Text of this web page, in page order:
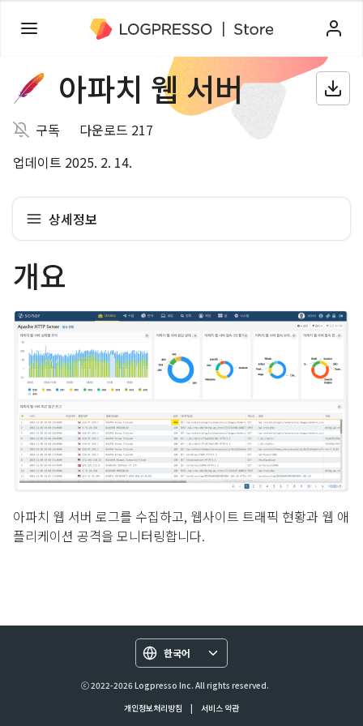
아파치 웹 서버
구독
다운로드 217
업데이트 2025. 2. 14.
상세정보
개요
아파치 웹 서버 로그를 수집하고, 웹사이트 트래픽 현황과 웹 애
플리케이션 공격을 모니터링합니다.
한국어
ⓒ 2022-2026 Logpresso Inc. All rights reserved.
개인정보처리방침
| 서비스 약관